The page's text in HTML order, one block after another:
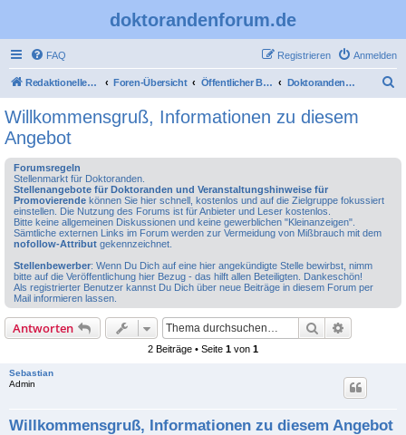
doktorandenforum.de
FAQ Anmelden
Registrieren
Redaktioneller Teil Foren-Übersicht Öffentlicher Bereich Doktorandenstellen: Angebote für Promotionsmöglichkeiten
Willkommensgruß, Informationen zu diesem
Angebot
Forumsregeln
Stellenmarkt für Doktoranden.
Stellenangebote für Doktoranden und Veranstaltungshinweise für
Promovierende können Sie hier schnell, kostenlos und auf die Zielgruppe fokussiert
einstellen. Die Nutzung des Forums ist für Anbieter und Leser kostenlos.
Bitte keine allgemeinen Diskussionen und keine gewerblichen "Kleinanzeigen".
Sämtliche externen Links im Forum werden zur Vermeidung von Mißbrauch mit dem
nofollow-Attribut gekennzeichnet.
Stellenbewerber: Wenn Du Dich auf eine hier angekündigte Stelle bewirbst, nimm
bitte auf die Veröffentlichung hier Bezug - das hilft allen Beteiligten. Dankeschön!
Als registrierter Benutzer kannst Du Dich über neue Beiträge in diesem Forum per
Mail informieren lassen.
Antworten Suche
2 Beiträge • Seite 1 von 1
Sebastian
Admin
Willkommensgruß, Informationen zu diesem Angebot